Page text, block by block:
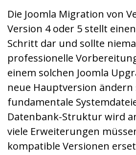
Die Joomla Migration von
Version 4 oder 5 stellt
Schritt dar und sollte
professionelle
einem solchen Joomla
neue Hauptversion ändern
fundamentale
Datenbank-Struktur wird
viele Erweiterungen
kompatible Versionen